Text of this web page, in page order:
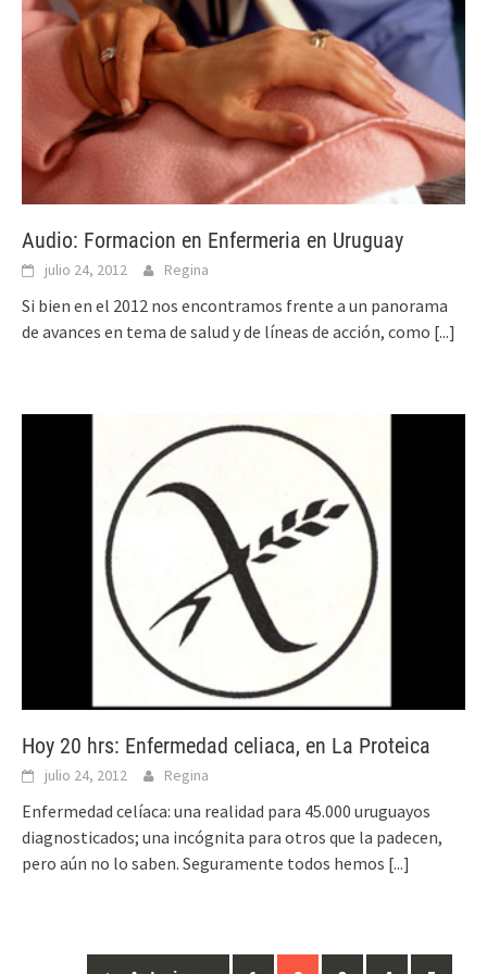
Audio: Formacion en Enfermeria en Uruguay
julio 24, 2012 Regina
Si bien en el 2012 nos encontramos frente a un panorama
de avances en tema de salud y de líneas de acción, como [...]
Hoy 20 hrs: Enfermedad celiaca, en La Proteica
julio 24, 2012 Regina
Enfermedad celíaca: una realidad para 45.000 uruguayos
diagnosticados; una incógnita para otros que la padecen,
pero aún no lo saben. Seguramente todos hemos [...]